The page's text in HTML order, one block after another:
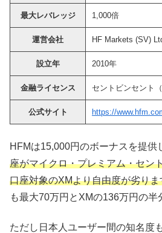
最大レバレッジ 1,000倍
運営会社 HF Markets (SV)
設立年 2010年
金融ライセンス セントビンセント
公式サイト https://
HFMは15,000円のボーナスを提供
座がマイクロ・プレミアム・セン
口座対象のXMより自由度が劣りま
も最大70万円とXMの136万円の半
ただし日本人ユーザー間の知名度